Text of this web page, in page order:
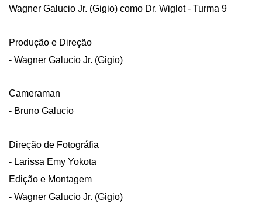
Wagner Galucio Jr. (Gigio) como Dr. Wiglot - Turma 9
Produção e Direção
- Wagner Galucio Jr. (Gigio)
Cameraman
- Bruno Galucio
Direção de Fotográfia
- Larissa Emy Yokota
Edição e Montagem
- Wagner Galucio Jr. (Gigio)